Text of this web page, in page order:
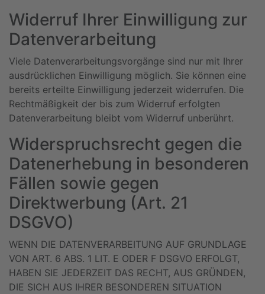
Widerruf Ihrer Einwilligung zur
Datenverarbeitung
Viele Datenverarbeitungsvorgänge sind nur mit Ihrer
ausdrücklichen Einwilligung möglich. Sie können eine
bereits erteilte Einwilligung jederzeit widerrufen. Die
Rechtmäßigkeit der bis zum Widerruf erfolgten
Datenverarbeitung bleibt vom Widerruf unberührt.
Widerspruchsrecht gegen die
Datenerhebung in besonderen
Fällen sowie gegen
Direktwerbung (Art. 21
DSGVO)
WENN DIE DATENVERARBEITUNG AUF GRUNDLAGE
VON ART. 6 ABS. 1 LIT. E ODER F DSGVO ERFOLGT,
HABEN SIE JEDERZEIT DAS RECHT, AUS GRÜNDEN,
DIE SICH AUS IHRER BESONDEREN SITUATION